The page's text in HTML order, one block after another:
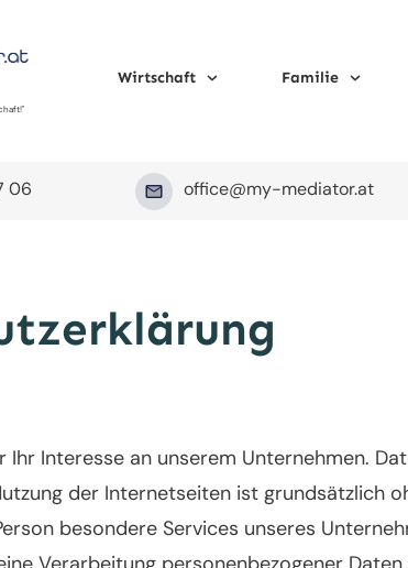
Wirtschaft Familie
06 office@my-mediator.at
Ihr Interesse an unserem Unternehmen.
der Internetseiten ist grundsätzlich
besondere Services unseres